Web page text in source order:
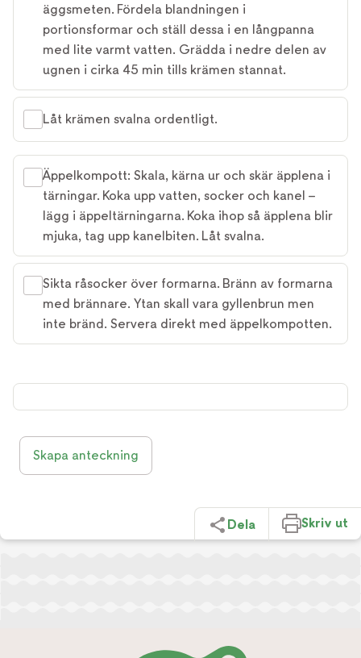
äggsmeten. Fördela blandningen i
portionsformar och ställ dessa i en långpanna
med lite varmt vatten. Grädda i nedre delen av
ugnen i cirka 45 min tills krämen stannat.
Låt krämen svalna ordentligt.
Äppelkompott: Skala, kärna ur och skär äpplena i
tärningar. Koka upp vatten, socker och kanel –
lägg i äppeltärningarna. Koka ihop så äpplena blir
mjuka, tag upp kanelbiten. Låt svalna.
Sikta råsocker över formarna. Bränn av formarna
med brännare. Ytan skall vara gyllenbrun men
inte bränd. Servera direkt med äppelkompotten.
Skapa anteckning
Dela Skriv ut